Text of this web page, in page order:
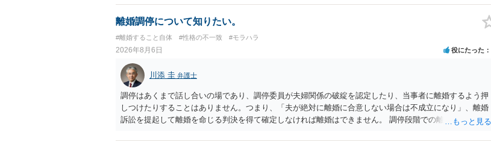
離婚調停について知りたい。
#離婚すること自体 #性格の不一致 #モラハラ
2026年8月6日 役にたった
川添 圭 弁護士
調停はあくまで話し合いの場であり、調停委員が夫婦関係の破綻を認定したり、当事者に離婚するよう押
しつけたりすることはありません。つまり、「夫が絶対に離婚に合意しない場合は不成立になり」、離婚
訴訟を提起して離婚を命じる判決を得て確定しなければ離婚はできません。 調停段階での離婚成立を希望